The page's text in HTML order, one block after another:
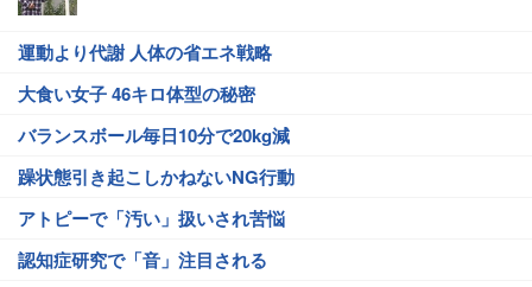
運動より代謝 人体の省エネ戦略
大食い女子 46キロ体型の秘密
バランスボール毎日10分で20kg減
躁状態引き起こしかねないNG行動
アトピーで「汚い」扱いされ苦悩
認知症研究で「音」注目される